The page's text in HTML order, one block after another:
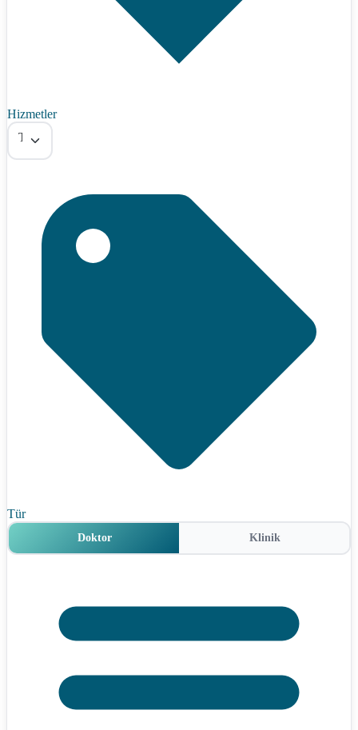
Hizmetler
Tümü
Tür
Doktor Klinik